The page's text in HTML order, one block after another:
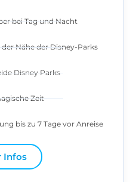
bei Tag und Nacht
Nähe der Disney-Parks
Disney Parks
Zeit
bis zu 7 Tage vor Anreise
Infos